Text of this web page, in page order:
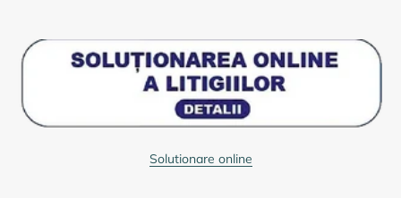
Solutionare online